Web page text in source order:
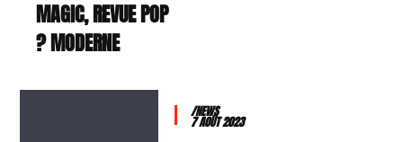
MAGIC, REVUE POP
MODERNE ?
/NEWS
7 AOÛT 2023